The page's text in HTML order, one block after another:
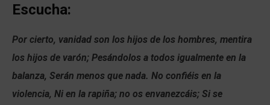
Escucha:
Por cierto, vanidad son los hijos de los hombres, mentira
los hijos de varón; Pesándolos a todos igualmente en la
balanza, Serán menos que nada. No confiéis en la
violencia, Ni en la rapiña; no os envanezcáis; Si se